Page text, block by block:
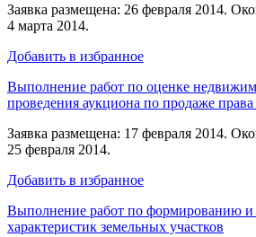
Заявка размещена: 26 февраля 2014.
4 марта 2014.
Добавить в избранное
Выполнение работ по оценке
проведения аукциона по продаже права
Заявка размещена: 17 февраля 2014.
25 февраля 2014.
Добавить в избранное
Выполнение работ по формированию
характеристик земельных участков